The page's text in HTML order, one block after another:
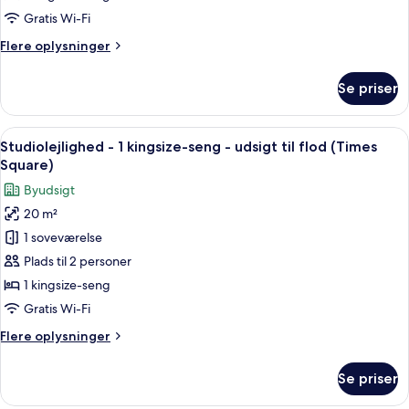
1
seng
Gratis Wi-Fi
Flere oplysninger
Flere
-
kingsize-
seng
Se priser
Indlæs
alle
billeder
af
Studiolejlighed
-
1
kingsize-
seng
udsigt
Et hotelværelse med en stor seng,
10
Studiolejlighed - 1 kingsize-seng - udsigt til flod (Times
Square)
Byudsigt
20 m²
1 soveværelse
Plads til 2 personer
1 kingsize-seng
Gratis Wi-Fi
Flere oplysninger
Flere
-
Se priser